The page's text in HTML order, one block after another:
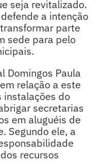
seja revitalizado.
a intenção
parte
sede para pelo
Domingos Paula
relação a este
instalações do
secretarias
em aluguéis de
Segundo ele, a
recursos